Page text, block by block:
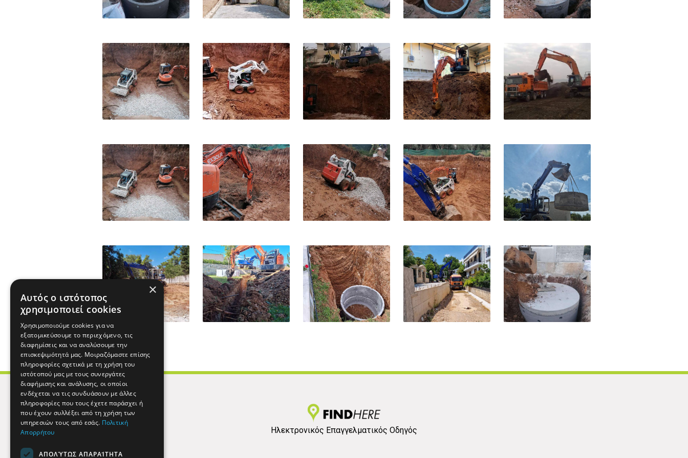
Ηλεκτρονικός Επαγγελματικός Οδηγός
×
Αυτός ο ιστότοπος
χρησιμοποιεί cookies
Χρησιμοποιούμε cookies για να
εξατομικεύσουμε το περιεχόμενο, τις
διαφημίσεις και να αναλύσουμε την
επισκεψιμότητά μας. Μοιραζόμαστε επίσης
πληροφορίες σχετικά με τη χρήση του
ιστότοπού μας με τους συνεργάτες
διαφήμισης και ανάλυσης, οι οποίοι
ενδέχεται να τις συνδυάσουν με άλλες
πληροφορίες που τους έχετε παράσχει ή
που έχουν συλλέξει από τη χρήση των
υπηρεσιών τους από εσάς. Πολιτική
Απορρήτου
ΑΠΟΛΎΤΩΣ ΑΠΑΡΑΊΤΗΤΑ